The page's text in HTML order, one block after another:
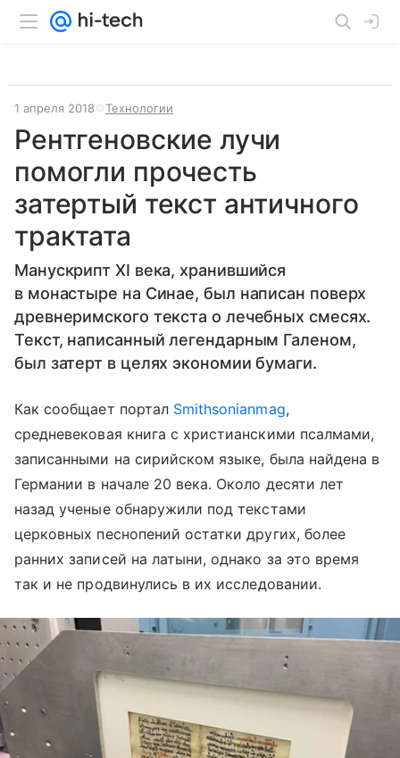
1 апреля 2018 Технологии
Рентгеновские лучи
помогли прочесть
затертый текст античного
трактата
Манускрипт XI века, хранившийся
в монастыре на Синае, был написан поверх
древнеримского текста о лечебных смесях.
Текст, написанный легендарным Галеном,
был затерт в целях экономии бумаги.
Как сообщает портал Smithsonianmag,
средневековая книга с христианскими псалмами,
записанными на сирийском языке, была найдена в
Германии в начале 20 века. Около десяти лет
назад ученые обнаружили под текстами
церковных песнопений остатки других, более
ранних записей на латыни, однако за это время
так и не продвинулись в их исследовании.